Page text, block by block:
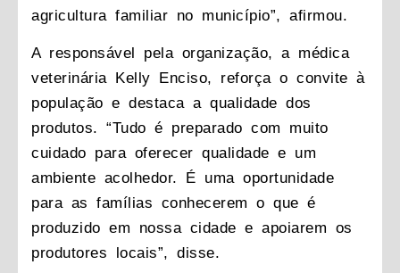
agricultura familiar no município”, afirmou.
A responsável pela organização, a médica
veterinária Kelly Enciso, reforça o convite à
população e destaca a qualidade dos
produtos. “Tudo é preparado com muito
cuidado para oferecer qualidade e um
ambiente acolhedor. É uma oportunidade
para as famílias conhecerem o que é
produzido em nossa cidade e apoiarem os
produtores locais”, disse.